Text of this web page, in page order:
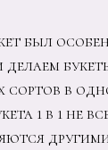
был
делаем
сортов в
1 в 1 не